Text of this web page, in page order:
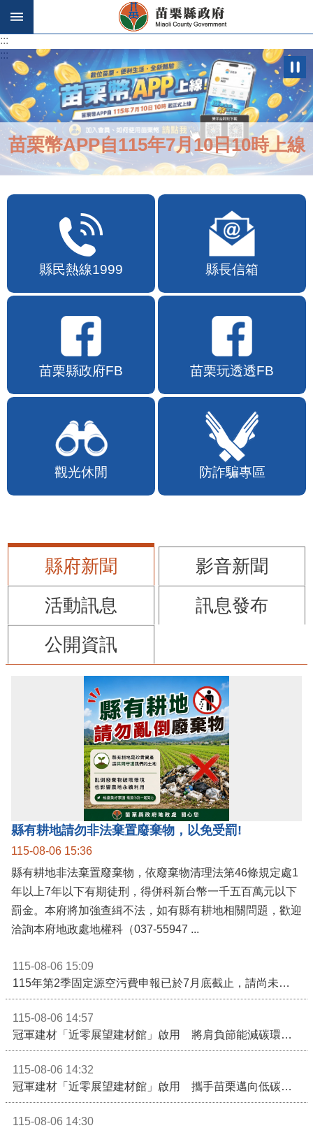
跳到主要內容區塊
:::
:::
苗栗幣APP自115年7月10日10時上線
縣民熱線1999 縣長信箱
苗栗縣政府FB 苗栗玩透透FB
觀光休閒 防詐騙專區
縣府新聞
影音新聞
活動訊息
訊息發布
公開資訊
縣有耕地請勿非法棄置廢棄物，以免受罰!
115-08-06 15:36
縣有耕地非法棄置廢棄物，依廢棄物清理法第46條規定處1
年以上7年以下有期徒刑，得併科新台幣一千五百萬元以下
罰金。本府將加強查緝不法，如有縣有耕地相關問題，歡迎
洽詢本府地政處地權科（037-55947 ...
115-08-06 15:09
115年第2季固定源空污費申報已於7月底截止，請尚未申報公私場所儘速完成申繳，以免面臨滯納金及罰鍰!
115-08-06 14:57
冠軍建材「近零展望建材館」啟用 將肩負節能減碳環境教育重任
115-08-06 14:32
冠軍建材「近零展望建材館」啟用 攜手苗栗邁向低碳建築新未來
115-08-06 14:30